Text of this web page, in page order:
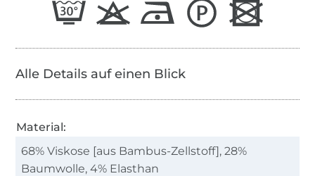
Alle Details auf einen Blick
Material:
68% Viskose [aus Bambus-Zellstoff], 28%
Baumwolle, 4% Elasthan